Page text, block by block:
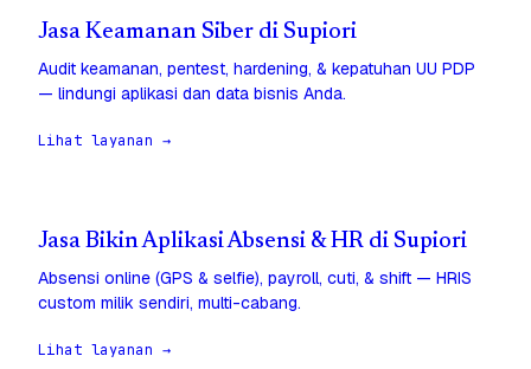
Jasa Keamanan Siber di Supiori
Audit keamanan, pentest, hardening, & kepatuhan UU PDP
— lindungi aplikasi dan data bisnis Anda.
Lihat layanan →
Jasa Bikin Aplikasi Absensi & HR di Supiori
Absensi online (GPS & selfie), payroll, cuti, & shift — HRIS
custom milik sendiri, multi-cabang.
Lihat layanan →